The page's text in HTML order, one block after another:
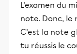
L'examen du
note. Donc, le
C'est la note
tu réussis le